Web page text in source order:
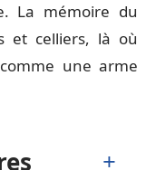
La mémoire du
et celliers, là où
une arme